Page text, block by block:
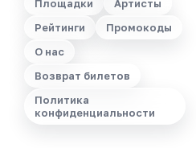
Площадки
Артисты
Рейтинги
Промокоды
О нас
Возврат билетов
Политика
конфиденциальности